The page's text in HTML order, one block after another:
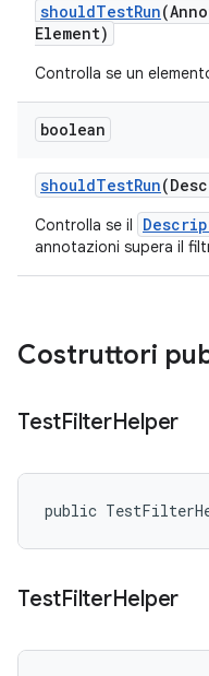
shouldTestRun
Element)
Controlla se un
boolean
shouldTestRun
Controlla se il
annotazioni supera il
Costruttori
TestFilterHelper
public
TestFilterHelper